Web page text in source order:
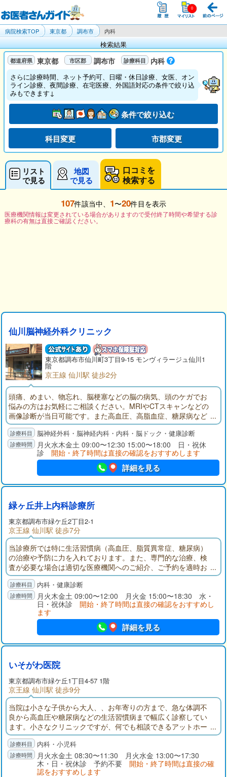
病院検索TOP 東京都 調布市 内科
検索結果
東京都 調布市 内科
さらに診療時間、ネット予約可、日曜・休日診療、女医、オン
ライン診療、夜間診療、在宅医療、外国語対応の条件で絞り込
みもできます↓
条件で絞り込む
科目変更 市郡変更
リスト
で見る
地図
で見る
口コミを
検索する
107件該当中、 1〜20件目を表示
医療機関情報は変更されている場合がありますので受付終了時間や希望する診
療科の有無は直接ご確認ください。
仙川脳神経外科クリニック
東京都調布市仙川町3丁目9-15 モンヴィラージュ仙川1
階
京王線 仙川駅 徒歩2分
頭痛、めまい、物忘れ、脳梗塞などの脳の病気、頭のケガでお
悩みの方はお気軽にご相談ください。MRIやCTスキャンなどの
画像診断が当日可能です。また高血圧、高脂血症、糖尿病など
の生活習慣病も診察・治療しております。
脳神経外科・脳神経内科・内科・脳ドック・健康診断
月火水木金土 09:00〜12:30 15:00〜18:00 日・祝休
診 開始・終了時間は直接の確認をおすすめします
詳細を見る
緑ヶ丘井上内科診療所
東京都調布市緑ケ丘2丁目2-1
京王線 仙川駅 徒歩7分
当診療所では特に生活習慣病（高血圧、脂質異常症、糖尿病）
の治療や予防に力を入れております。また、専門的な治療、検
査が必要な場合は適切な医療機関へのご紹介、ご予約を適時お
こなっております。
内科・健康診断
月火木金土 09:00〜12:00 月火金 15:00〜18:30 水・
日・祝休診 開始・終了時間は直接の確認をおすすめし
ます
詳細を見る
いそがわ医院
東京都調布市緑ケ丘1丁目4-57 1階
京王線 仙川駅 徒歩9分
当院は小さな子供から大人、、お年寄りの方まで、急な体調不
良から高血圧や糖尿病などの生活習慣病まで幅広く診察してい
ます。小さなクリニックですが、何でも相談できるアットホー
ムな雰囲気を目指しています。地域の皆様が安心して生活でき
るようサポートさせていただければと思います。
内科・小児科
月火水金土 08:30〜11:30 月火水金 13:00〜17:30
木・日・祝休診 予約不要 開始・終了時間は直接の確
認をおすすめします